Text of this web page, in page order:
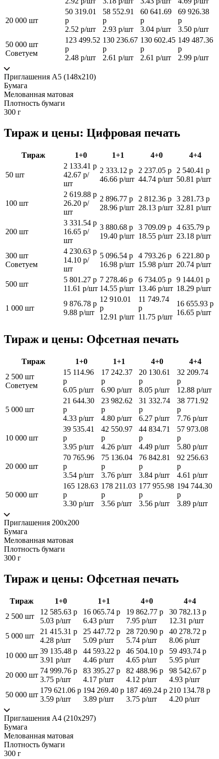
20 000 шт
50 319.01
р
2.52 р/шт
58 552.91
р
2.93 р/шт
60 641.69
р
3.04 р/шт
69 926.38
р
3.50 р/шт
50 000 шт
Советуем
123 499.52
р
2.48 р/шт
130 236.67
р
2.61 р/шт
130 602.45
р
2.61 р/шт
149 487.36
р
2.99 р/шт
Приглашения А5 (148х210)
Бумага
Мелованная матовая
Плотность бумаги
300 г
Тираж и цены: Цифровая печать
Тираж 1+0 1+1 4+0 4+4
50 шт
2 133.41 р
42.67 р/
шт
2 333.12 р
46.66 р/шт
2 237.05 р
44.74 р/шт
2 540.41 р
50.81 р/шт
100 шт
2 619.88 р
26.20 р/
шт
2 896.77 р
28.96 р/шт
2 812.36 р
28.13 р/шт
3 281.73 р
32.81 р/шт
200 шт
3 331.54 р
16.65 р/
шт
3 880.68 р
19.40 р/шт
3 709.09 р
18.55 р/шт
4 635.79 р
23.18 р/шт
300 шт
Советуем
4 230.63 р
14.10 р/
шт
5 096.54 р
16.98 р/шт
4 793.26 р
15.98 р/шт
6 221.80 р
20.74 р/шт
500 шт
5 801.27 р
11.61 р/шт
7 278.46 р
14.55 р/шт
6 734.05 р
13.46 р/шт
9 144.01 р
18.29 р/шт
1 000 шт
9 876.78 р
9.88 р/шт
12 910.01
р
12.91 р/шт
11 749.74
р
11.75 р/шт
16 655.93 р
16.65 р/шт
Тираж и цены: Офсетная печать
Тираж 1+0 1+1 4+0
4+4
2 500 шт
Советуем
15 114.96
р
6.05 р/шт
17 242.37
р
6.90 р/шт
20 130.61
р
8.05 р/шт
32 209.74
р
12.88 р/шт
5 000 шт
21 644.30
р
4.33 р/шт
23 982.62
р
4.80 р/шт
31 332.74
р
6.27 р/шт
38 771.92
р
7.76 р/шт
10 000 шт
39 535.41
р
3.95 р/шт
42 550.97
р
4.26 р/шт
44 834.71
р
4.49 р/шт
57 973.08
р
5.80 р/шт
20 000 шт
70 765.96
р
3.54 р/шт
75 136.04
р
3.76 р/шт
76 842.81
р
3.84 р/шт
92 256.63
р
4.61 р/шт
50 000 шт
165 128.63
р
3.30 р/шт
178 211.03
р
3.56 р/шт
177 955.98
р
3.56 р/шт
194 744.30
р
3.89 р/шт
Приглашения 200x200
Бумага
Мелованная матовая
Плотность бумаги
300 г
Тираж и цены: Офсетная печать
Тираж 1+0 1+1 4+0
4+4
2 500 шт
12 585.63 р
5.03 р/шт
16 065.74 р
6.43 р/шт
19 862.77 р
7.95 р/шт
30 782.13 р
12.31 р/шт
5 000 шт
21 415.31 р
4.28 р/шт
25 447.72 р
5.09 р/шт
28 720.90 р
5.74 р/шт
40 278.72 р
8.06 р/шт
10 000 шт
39 135.48 р
3.91 р/шт
44 593.22 р
4.46 р/шт
46 504.10 р
4.65 р/шт
59 493.74 р
5.95 р/шт
20 000 шт
74 999.76 р
3.75 р/шт
83 395.27 р
4.17 р/шт
82 488.96 р
4.12 р/шт
98 542.67 р
4.93 р/шт
50 000 шт
179 621.06 р
3.59 р/шт
194 269.40 р
3.89 р/шт
187 469.24 р
3.75 р/шт
210 134.78 р
4.20 р/шт
Приглашения А4 (210х297)
Бумага
Мелованная матовая
Плотность бумаги
300 г